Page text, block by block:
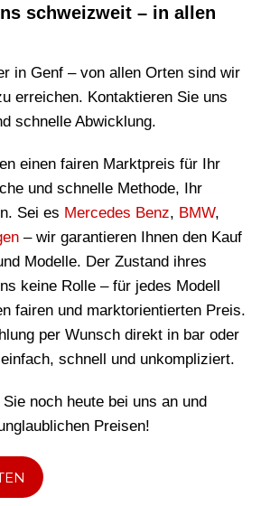
schweizweit – in allen
in Genf – von allen Orten sind wir
erreichen. Kontaktieren Sie uns
schnelle Abwicklung.
einen fairen Marktpreis für Ihr
und schnelle Methode, Ihr
Sei es Mercedes Benz, BMW,
– wir garantieren Ihnen den Kauf
Modelle. Der Zustand ihres
keine Rolle – für jedes Modell
fairen und marktorientierten Preis.
per Wunsch direkt in bar oder
schnell und unkompliziert.
noch heute bei uns an und
Preisen!